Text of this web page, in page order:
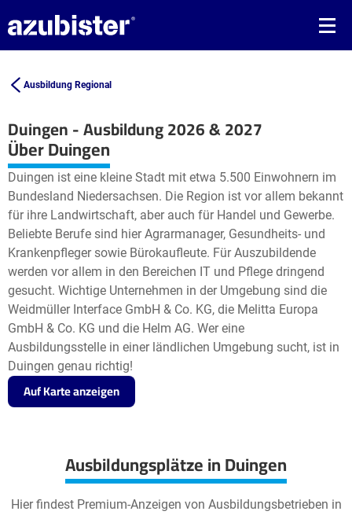
Ausbildung Regional
Duingen - Ausbildung 2026 & 2027
+
−
Leaflet| ©OpenStreetMap2
Über Duingen
Duingen ist eine kleine Stadt mit etwa 5.500 Einwohnern im
Bundesland Niedersachsen. Die Region ist vor allem bekannt
für ihre Landwirtschaft, aber auch für Handel und Gewerbe.
Beliebte Berufe sind hier Agrarmanager, Gesundheits- und
Krankenpfleger sowie Bürokaufleute. Für Auszubildende
werden vor allem in den Bereichen IT und Pflege dringend
gesucht. Wichtige Unternehmen in der Umgebung sind die
Weidmüller Interface GmbH & Co. KG, die Melitta Europa
GmbH & Co. KG und die Helm AG. Wer eine
Ausbildungsstelle in einer ländlichen Umgebung sucht, ist in
Duingen genau richtig!
Auf Karte anzeigen
Ausbildungsplätze in Duingen
Hier findest Premium-Anzeigen von Ausbildungsbetrieben in